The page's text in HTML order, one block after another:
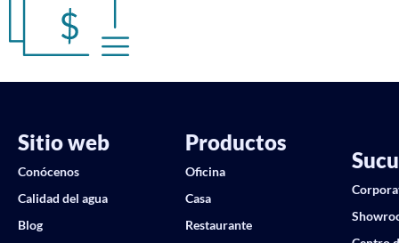
Sitio web
Conócenos
Calidad del agua
Blog
Productos
Oficina
Casa
Restaurante